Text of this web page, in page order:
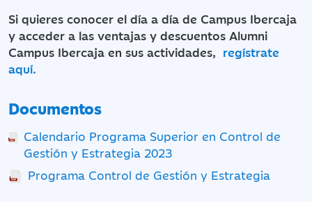
Si quieres conocer el día a día de Campus Ibercaja
y acceder a las ventajas y descuentos Alumni
Campus Ibercaja en sus actividades, regístrate
aquí.
Documentos
Calendario Programa Superior en Control de
Gestión y Estrategia 2023
Programa Control de Gestión y Estrategia